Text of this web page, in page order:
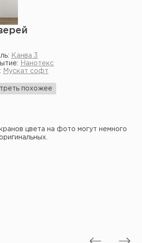
Канва 3
Нанотекс
Мускат софт
похожее
цвета на фото могут немного